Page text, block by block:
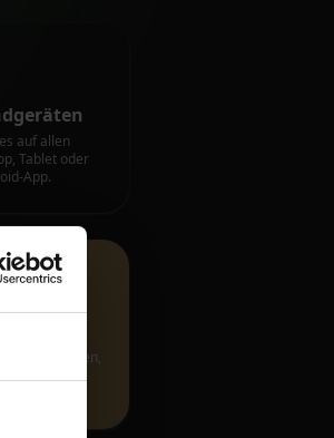
auf allen
Tablet oder
App.
Fernstudien,